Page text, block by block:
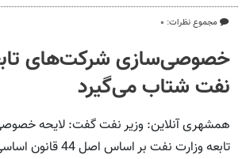
مجموع نظرات: ۰
خصوصی‌سازی شرکت‌های
نفت شتاب می‌گیرد
همشهری آنلاین: وزیر نفت گفت: لایحه
تابعه وزارت نفت بر